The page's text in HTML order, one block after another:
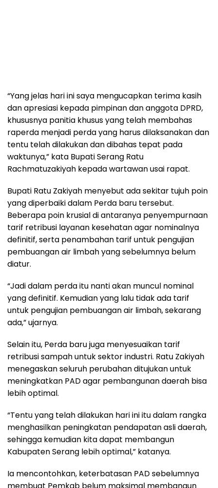
“Yang jelas hari ini saya mengucapkan terima kasih
dan apresiasi kepada pimpinan dan anggota DPRD,
khususnya panitia khusus yang telah membahas
raperda menjadi perda yang harus dilaksanakan dan
tentu telah dilakukan dan dibahas tepat pada
waktunya,” kata Bupati Serang Ratu
Rachmatuzakiyah kepada wartawan usai rapat.
Bupati Ratu Zakiyah menyebut ada sekitar tujuh poin
yang diperbaiki dalam Perda baru tersebut.
Beberapa poin krusial di antaranya penyempurnaan
tarif retribusi layanan kesehatan agar nominalnya
definitif, serta penambahan tarif untuk pengujian
pembuangan air limbah yang sebelumnya belum
diatur.
“Jadi dalam perda itu nanti akan muncul nominal
yang definitif. Kemudian yang lalu tidak ada tarif
untuk pengujian pembuangan air limbah, sekarang
ada,” ujarnya.
Selain itu, Perda baru juga menyesuaikan tarif
retribusi sampah untuk sektor industri. Ratu Zakiyah
menegaskan seluruh perubahan ditujukan untuk
meningkatkan PAD agar pembangunan daerah bisa
lebih optimal.
“Tentu yang telah dilakukan hari ini itu dalam rangka
menghasilkan peningkatan pendapatan asli daerah,
sehingga kemudian kita dapat membangun
Kabupaten Serang lebih optimal,” katanya.
Ia mencontohkan, keterbatasan PAD sebelumnya
membuat Pemkab belum maksimal membangun